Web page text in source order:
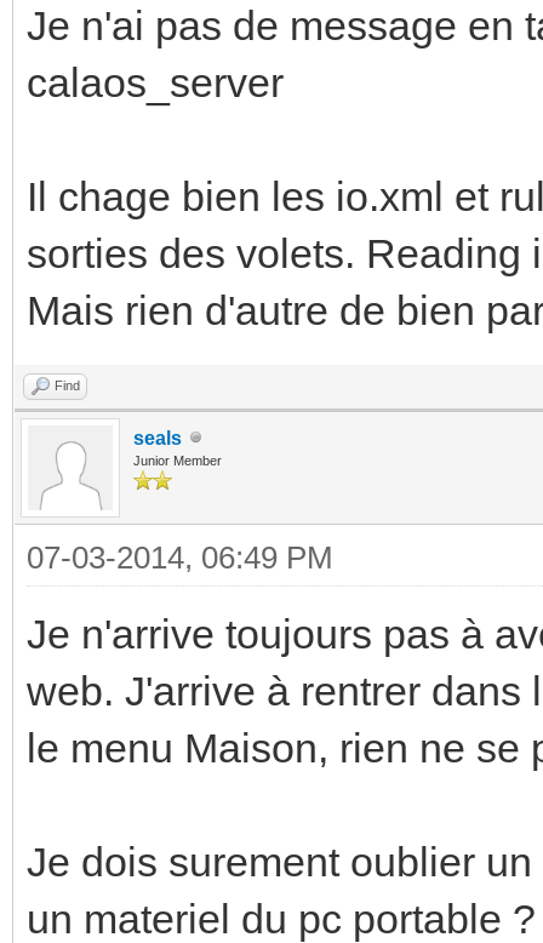
Je n'ai pas de message en
calaos_server
Il chage bien les io.xml et
sorties des volets. Reading
Mais rien d'autre de bien
Find
seals
Junior Member
07-03-2014, 06:49 PM
Je n'arrive toujours pas à
web. J'arrive à rentrer
le menu Maison, rien ne se
Je dois surement oublier
un materiel du pc portable ?